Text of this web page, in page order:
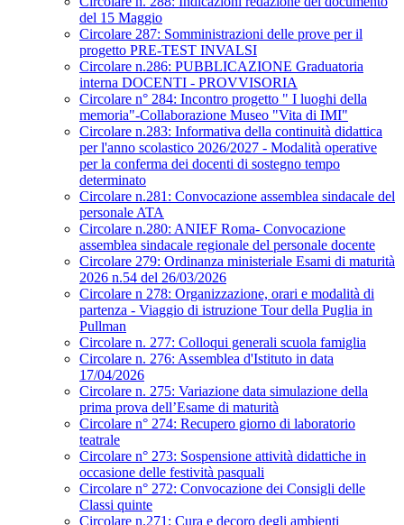
del 15 Maggio
Circolare 287: Somministrazioni delle prove per il
progetto PRE-TEST INVALSI
Circolare n.286: PUBBLICAZIONE Graduatoria
interna DOCENTI - PROVVISORIA
Circolare n° 284: Incontro progetto " I luoghi della
memoria"-Collaborazione Museo "Vita di IMI"
Circolare n.283: Informativa della continuità didattica
per l'anno scolastico 2026/2027 - Modalità operative
per la conferma dei docenti di sostegno tempo
determinato
Circolare n.281: Convocazione assemblea sindacale del
personale ATA
Circolare n.280: ANIEF Roma- Convocazione
assemblea sindacale regionale del personale docente
Circolare 279: Ordinanza ministeriale Esami di maturità
2026 n.54 del 26/03/2026
Circolare n 278: Organizzazione, orari e modalità di
partenza - Viaggio di istruzione Tour della Puglia in
Pullman
Circolare n. 277: Colloqui generali scuola famiglia
Circolare n. 276: Assemblea d'Istituto in data
17/04/2026
Circolare n. 275: Variazione data simulazione della
prima prova dell’Esame di maturità
Circolare n° 274: Recupero giorno di laboratorio
teatrale
Circolare n° 273: Sospensione attività didattiche in
occasione delle festività pasquali
Circolare n° 272: Convocazione dei Consigli delle
Classi quinte
Circolare n.271: Cura e decoro degli ambienti